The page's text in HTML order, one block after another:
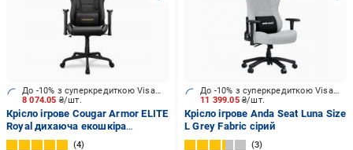
8 074.05 ₴/шт.
До -10% з суперкредиткою Visa Вигода
Крісло ігрове Cougar Armor ELITE
Royal дихаюча екошкіра
сталевий каркас чорний
4
11 399.05 ₴/шт.
До -10% з суперкредиткою Visa Вигода
Крісло ігрове Anda Seat Luna Size
L Grey Fabric сірий
3